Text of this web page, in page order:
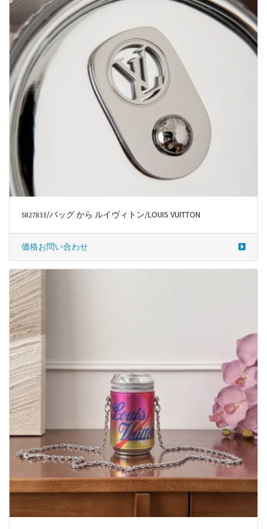
5827833/バッグ から ルイヴィトン/LOUIS VUITTON
価格お問い合わせ